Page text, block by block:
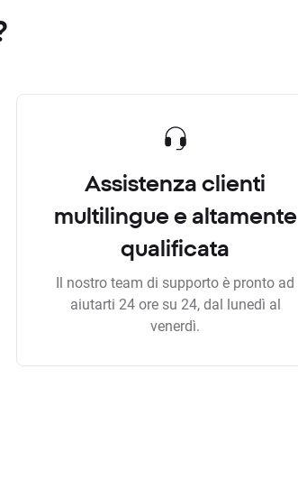
Assistenza clienti
multilingue e altamente
qualificata
Il nostro team di supporto è pronto ad
aiutarti 24 ore su 24, dal lunedì al
venerdì.